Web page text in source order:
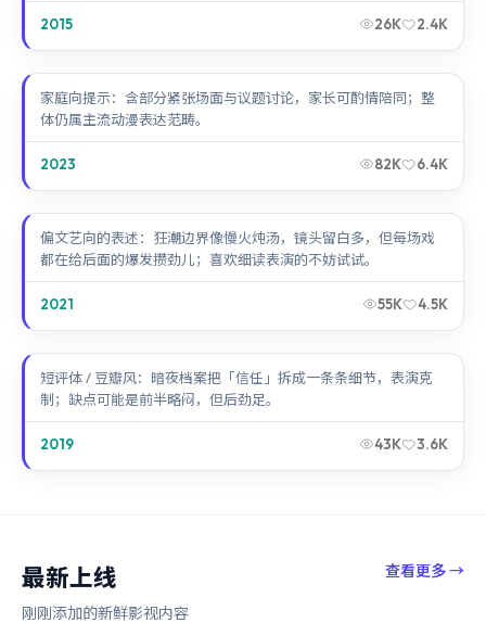
2015 26K 2.4K
暗夜追缉
家庭向提示：含部分紧张场面与议题讨论，家长可酌情陪同；整
体仍属主流动漫表达范畴。
2023 82K 6.4K
狂潮边界
偏文艺向的表述：狂潮边界像慢火炖汤，镜头留白多，但每场戏
都在给后面的爆发攒劲儿；喜欢细读表演的不妨试试。
2021 55K 4.5K
暗夜档案
短评体 / 豆瓣风：暗夜档案把「信任」拆成一条条细节，表演克
制；缺点可能是前半略闷，但后劲足。
2019 43K 3.6K
最新上线
刚刚添加的新鲜影视内容
查看更多→
迷城档案